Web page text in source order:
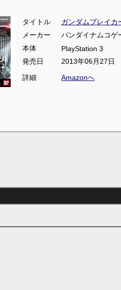
タイトル
ガンダムブレイカ
メーカー
バンダイナムコゲ
本体
PlayStation 3
発売日
2013年06月27日
詳細
Amazonへ